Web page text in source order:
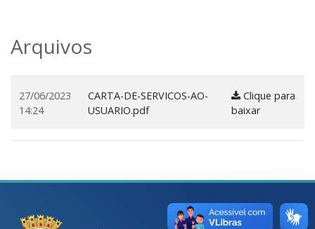
Arquivos
27/06/2023
14:24
CARTA-DE-SERVICOS-AO-
USUARIO.pdf
Clique para
baixar